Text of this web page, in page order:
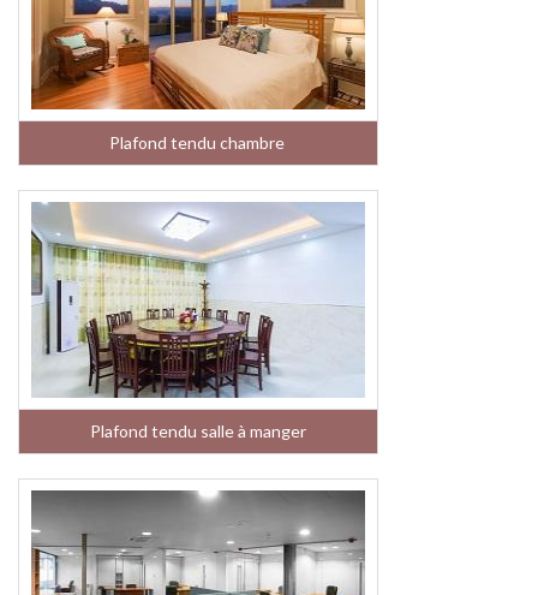
Plafond tendu chambre
Plafond tendu salle à manger